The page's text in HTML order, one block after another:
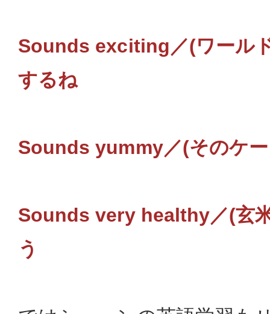
Sounds exciting／(ワール
するね
Sounds yummy／(そのケ
Sounds very healthy／(玄
う